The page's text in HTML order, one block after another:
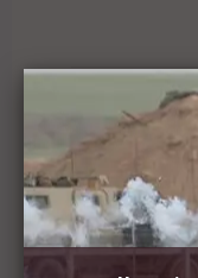
الحراك